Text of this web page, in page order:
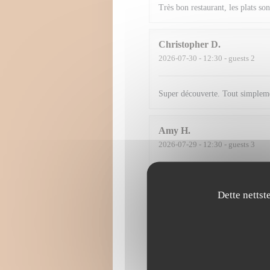
Dette
Très bon restaurant, les plats
Christopher D
2026-07-30 - 12:30 - guests 2
Super découverte. Tout
Amy H
2026-07-29 - 12:30 - guests 3
plonge dans un univers
la dernière bouchée, témoigne
avec une précision
élégance rare. Mais la beauté
parfaitement équilibrées,
irréprochable. Un service